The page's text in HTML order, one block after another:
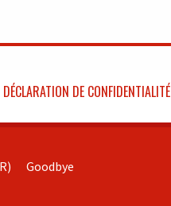
DÉCLARATION DE CONFIDENTIALITÉ
Goodbye